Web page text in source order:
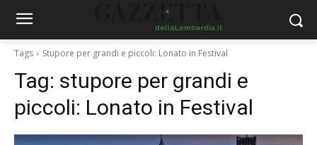
Tags Stupore per grandi e piccoli: Lonato in Festival
Tag: stupore per grandi e
piccoli: Lonato in Festival